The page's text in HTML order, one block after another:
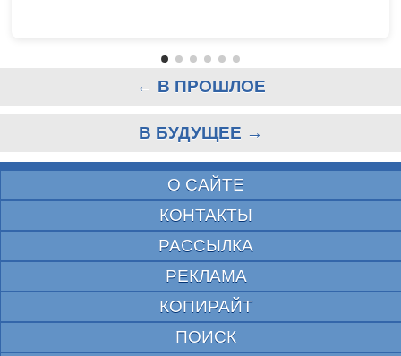
← В ПРОШЛОЕ
В БУДУЩЕЕ →
О САЙТЕ
КОНТАКТЫ
РАССЫЛКА
РЕКЛАМА
КОПИРАЙТ
ПОИСК